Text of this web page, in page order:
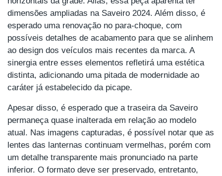
dimensões ampliadas na Saveiro 2024. Além disso, é
esperado uma renovação no para-choque, com
possíveis detalhes de acabamento para que se alinhem
ao design dos veículos mais recentes da marca. A
sinergia entre esses elementos refletirá uma estética
distinta, adicionando uma pitada de modernidade ao
caráter já estabelecido da picape.
Apesar disso, é esperado que a traseira da Saveiro
permaneça quase inalterada em relação ao modelo
atual. Nas imagens capturadas, é possível notar que as
lentes das lanternas continuam vermelhas, porém com
um detalhe transparente mais pronunciado na parte
inferior. O formato deve ser preservado, entretanto,